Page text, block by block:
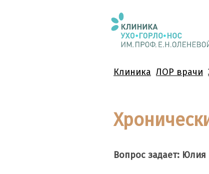
Клиника ЛОР врачи
Вопрос задает: Юлия